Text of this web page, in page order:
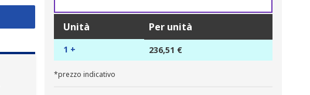
Unità Per unità
1 + 236,51 €
*prezzo indicativo